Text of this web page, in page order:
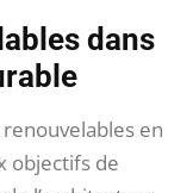
dans
en
objectifs de